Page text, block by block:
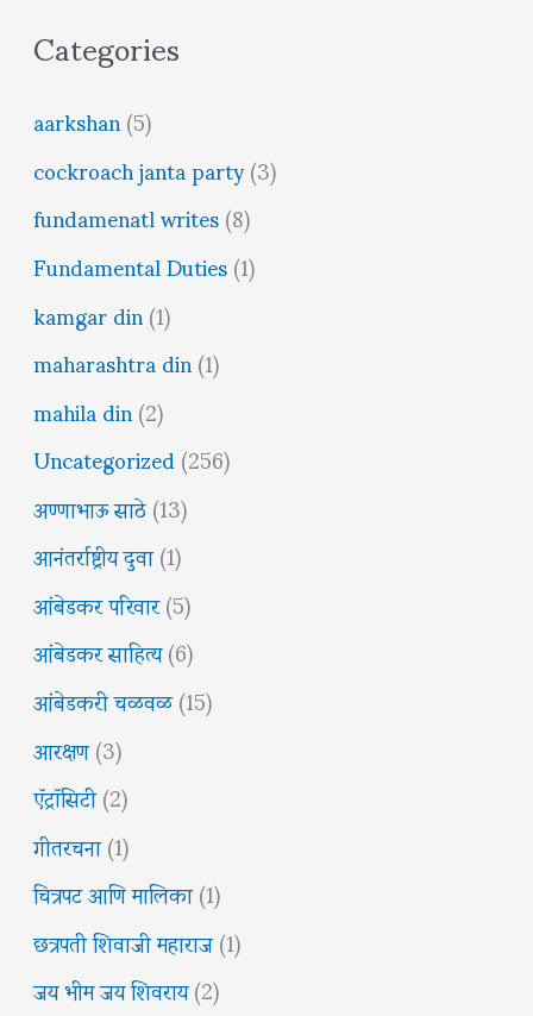
Categories
aarkshan(5)
cockroach janta party(3)
fundamenatl writes(8)
Fundamental Duties(1)
kamgar din(1)
maharashtra din(1)
mahila din(2)
Uncategorized(256)
अण्णाभाऊ साठे(13)
आनंतर्राष्ट्रीय दुवा(1)
आंबेडकर परिवार(5)
आंबेडकर साहित्य(6)
आंबेडकरी चळवळ(15)
आरक्षण(3)
ऍट्रॉसिटी(2)
गीतरचना(1)
चित्रपट आणि मालिका(1)
छत्रपती शिवाजी महाराज(1)
जय भीम जय शिवराय(2)